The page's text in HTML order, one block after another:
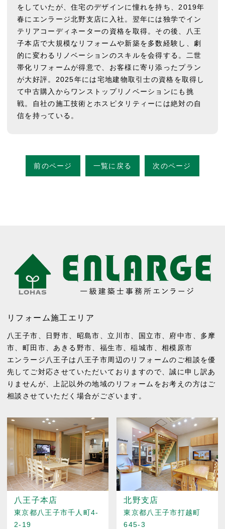
をしていたが、住宅のデザインに憧れを持ち、2019年
春にエンラージ北野支店に入社。翌年には独学でイン
テリアコーディネーターの資格を取得。その後、八王
子本店で大規模なリフォームや新築を多数経験し、劇
的に変わるリノベーションのスキルを会得する。二世
帯化リフォームが得意で、お客様に寄り添ったプラン
が大好評。2025年には宅地建物取引士の資格を取得し
て中古購入からワンストップリノベーションにも挑
戦。自社の施工技術とホスピタリティーには絶対の自
信を持っている。
前のページ 一覧に戻る 次のページ
リフォーム施工エリア
八王子市 日野市 昭島市 立川市 国立市 府中市
多摩
市
町田市 あきる野市 福生市 、稲城市 、相模原市
エンラージ八王子は八王子市周辺のリフォームのご相談を優
先してご対応させていただいておりますので、誠に申し訳あ
りませんが、上記以外の地域のリフォームをお考えの方はご
相談させていただく場合がございます。
八王子本店
東京都八王子市千人町4-
2-19
北野支店
東京都八王子市打越町
645-3